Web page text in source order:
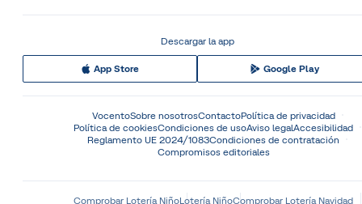
Descargar la app
App Store Google Play
VocentoSobre nosotrosContactoPolítica de privacidad
Política de cookiesCondiciones de usoAviso legalAccesibilidad
Reglamento UE 2024/1083Condiciones de contratación
Compromisos editoriales
Comprobar Lotería NiñoLotería NiñoComprobar Lotería Navidad